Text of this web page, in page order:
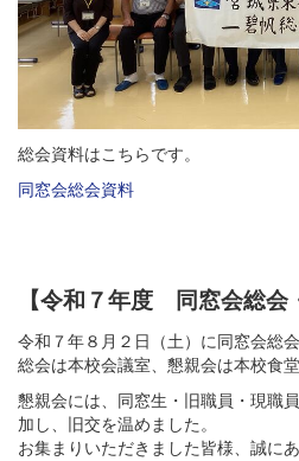
総会資料はこちらです。
同窓会総会資料
【令和７年度 同窓会総会
令和７年８月２日（土）に同窓会総
総会は本校会議室、懇親会は本校食
懇親会には、同窓生・旧職員・現職
加し、旧交を温めました。
お集まりいただきました皆様、誠に